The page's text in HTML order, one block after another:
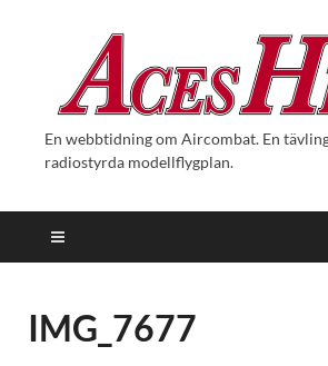
En webbtidning om Aircombat. En
radiostyrda modellflygplan.
IMG_7677